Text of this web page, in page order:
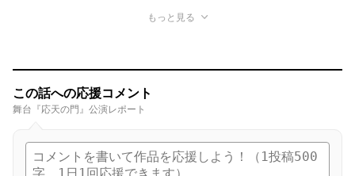
もっと見る
この話への応援コメント
舞台『応天の門』公演レポート